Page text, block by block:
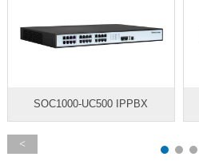
SOC1000-UC500 IPPBX